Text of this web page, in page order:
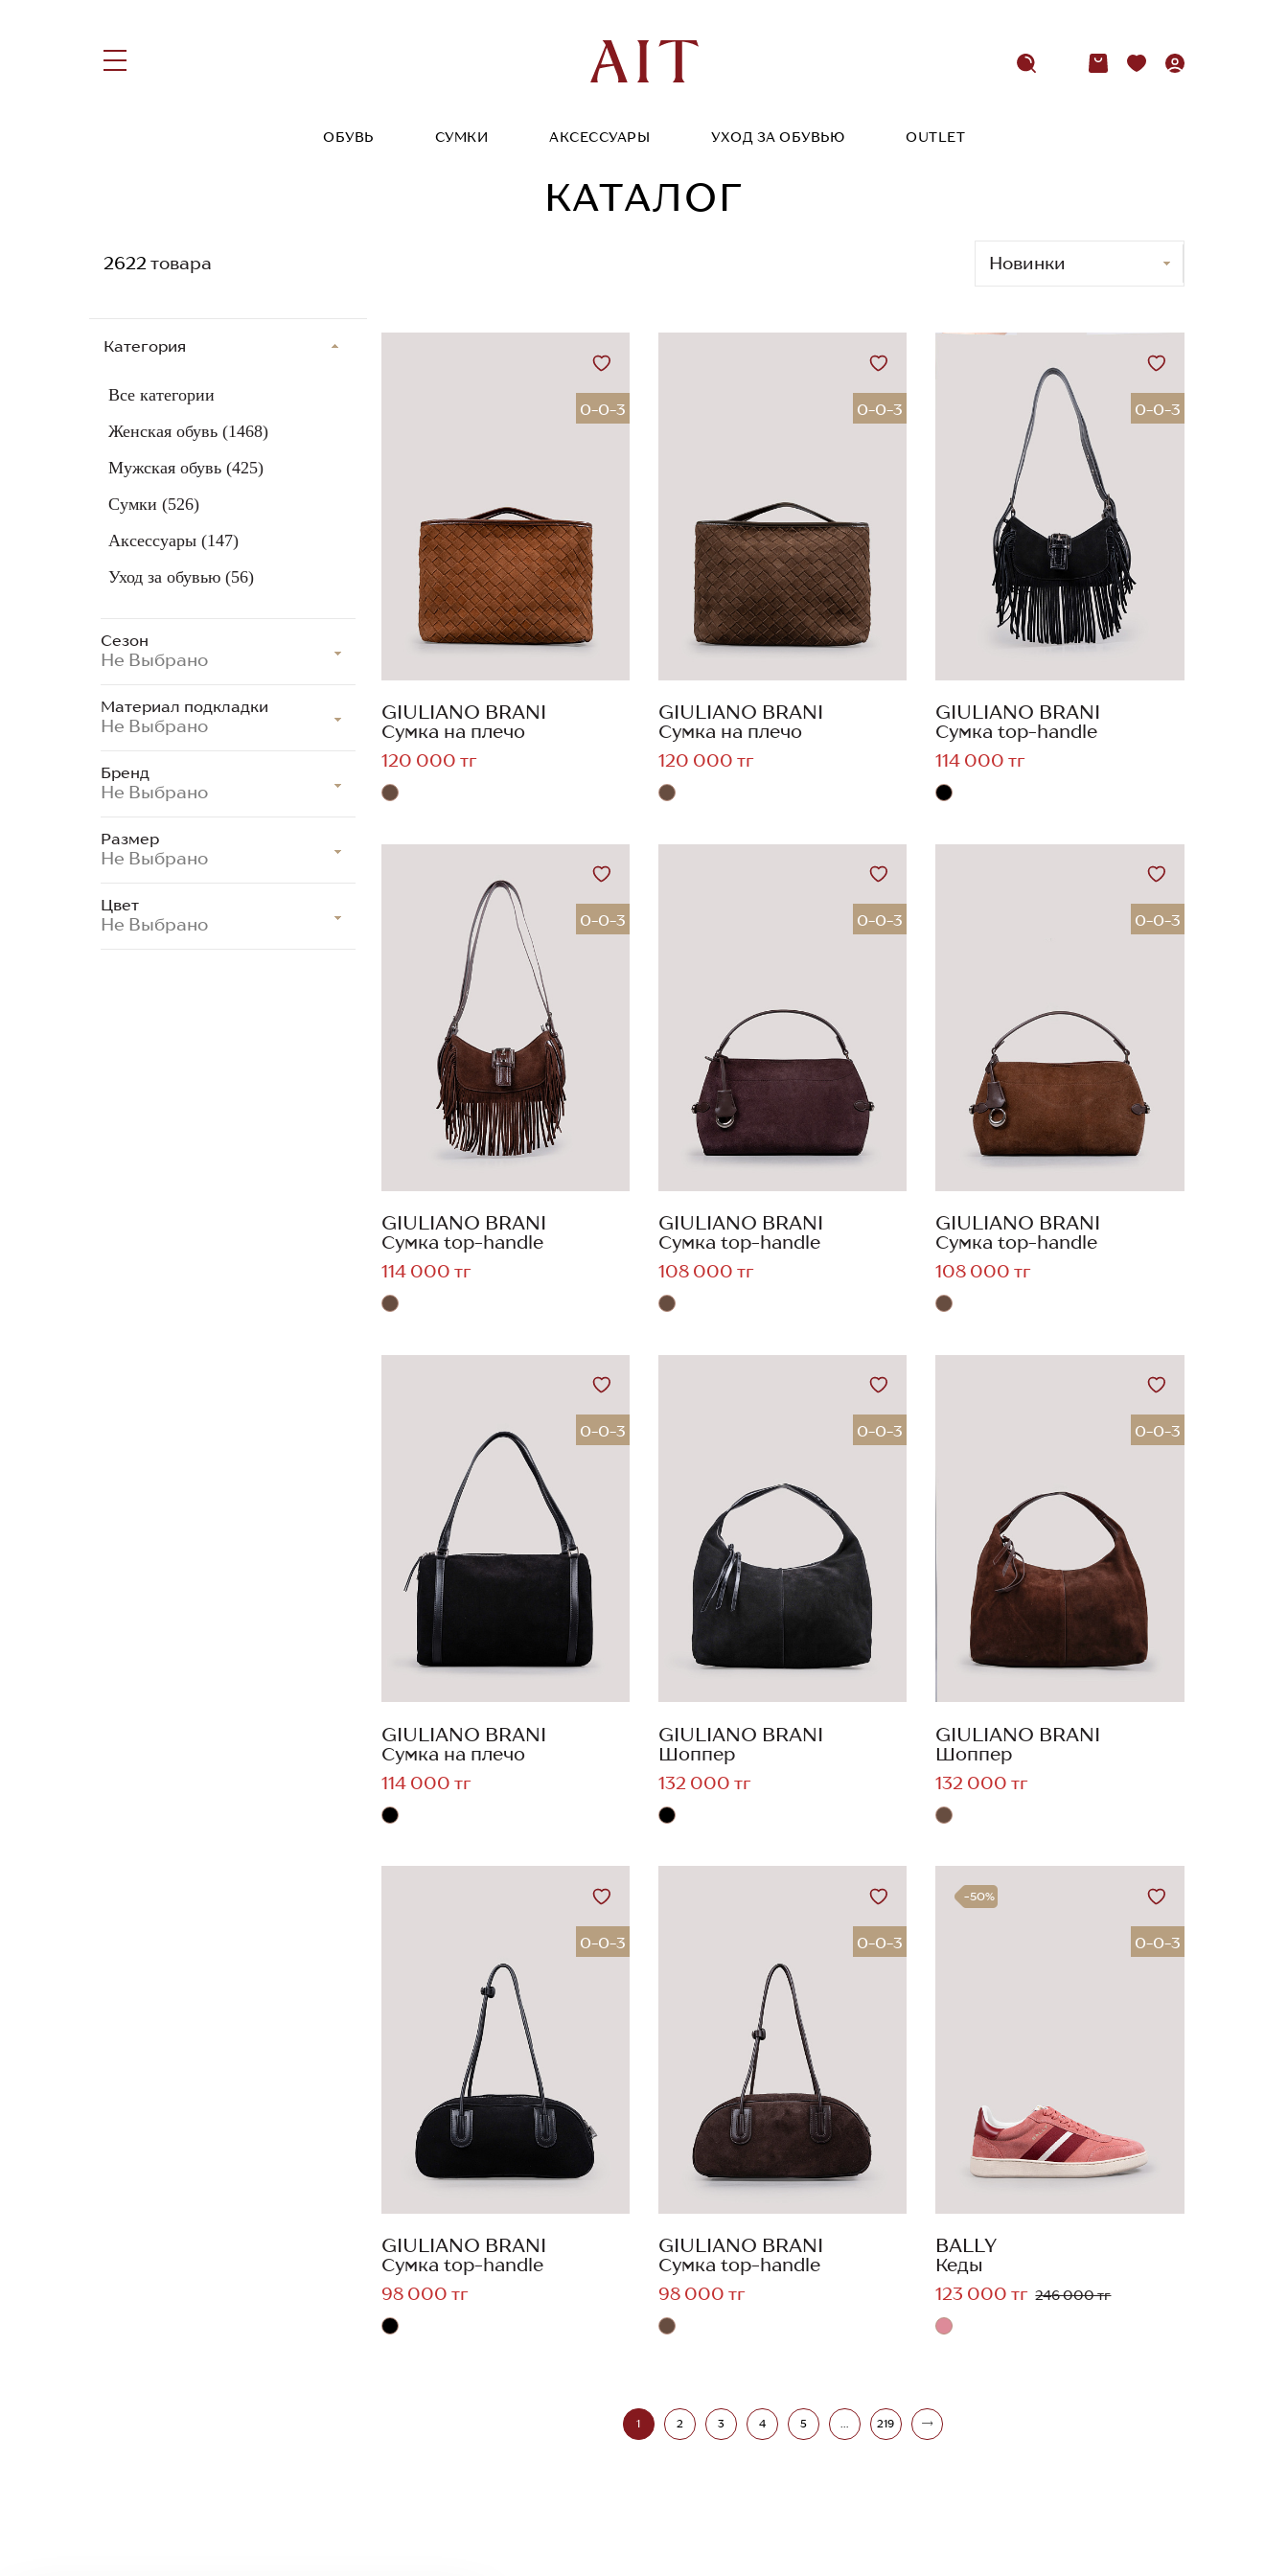
ОБУВЬ СУМКИ АКСЕССУАРЫ УХОД ЗА ОБУВЬЮ OUTLET
КАТАЛОГ
Категория
Все категории
Женская обувь (1468)
Мужская обувь (425)
Сумки (526)
Аксессуары (147)
Уход за обувью (56)
Сезон
Не Выбрано
Материал подкладки
Не Выбрано
Бренд
Не Выбрано
Размер
Не Выбрано
Цвет
Не Выбрано
0-0-3
GIULIANO BRANI
Сумка на плечо
120 000 тг
0-0-3
GIULIANO BRANI
Сумка на плечо
120 000 тг
0-0-3
GIULIANO BRANI
Сумка top-handle
114 000 тг
0-0-3
GIULIANO BRANI
Сумка top-handle
114 000 тг
0-0-3
GIULIANO BRANI
Сумка top-handle
108 000 тг
0-0-3
GIULIANO BRANI
Сумка top-handle
108 000 тг
0-0-3
GIULIANO BRANI
Сумка на плечо
114 000 тг
0-0-3
GIULIANO BRANI
Шоппер
132 000 тг
0-0-3
GIULIANO BRANI
Шоппер
132 000 тг
0-0-3
GIULIANO BRANI
Сумка top-handle
98 000 тг
0-0-3
GIULIANO BRANI
Сумка top-handle
98 000 тг
-50%
0-0-3
BALLY
Кеды
123 000 тг 246 000 тг
1 2 3 4 5 219
2622товара